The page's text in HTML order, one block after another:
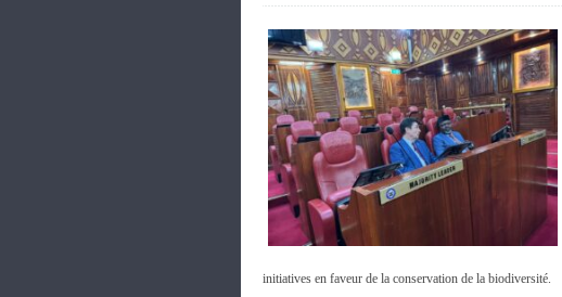
initiatives en faveur de la conservation de la biodiversité.